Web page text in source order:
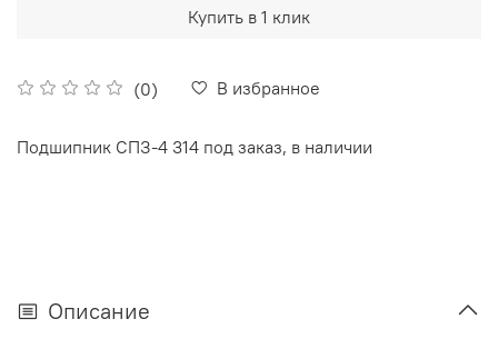
(0) В избранное
Купить в 1 клик
Подшипник СПЗ-4 314 под заказ, в наличии
Описание